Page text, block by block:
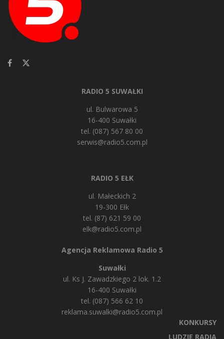
RADIO 5 SUWAŁKI
ul. Bulwarowa 5
16-400 Suwałki
tel. (087) 567 80 00
serwis@radio5.com.pl
RADIO 5 EŁK
ul. Małeckich 2
19-300 Ełk
tel. (87) 621 59 00
elk@radio5.com.pl
Agencja Reklamowa Radio 5
Suwałki
ul. Ks J. Zawadzkiego 2 lok. 1.2
16-400 Suwałki
tel. (087) 566 62 10
reklama.suwalki@radio5.com.pl
KONKURSY
LUDZIE RADIA